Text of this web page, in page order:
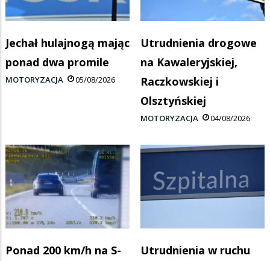
Jechał hulajnogą mając
ponad dwa promile
MOTORYZACJA 05/08/2026
Utrudnienia drogowe
na Kawaleryjskiej,
Raczkowskiej i
Olsztyńskiej
MOTORYZACJA 04/08/2026
Ponad 200 km/h na S-
Utrudnienia w ruchu